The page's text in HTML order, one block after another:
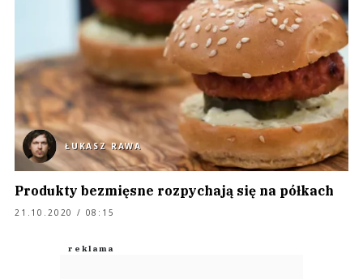
ŁUKASZ RAWA
Produkty bezmięsne rozpychają się na półkach
21.10.2020 / 08:15